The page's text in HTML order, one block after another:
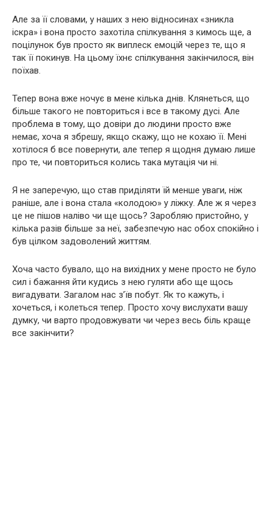
Але за її словами, у наших з нею відносинах «зникла
іскра» і вона просто захотіла спілкування з кимось ще, а
поцілунок був просто як виплеск емоцій через те, що я
так її покинув. На цьому їхнє спілкування закінчилося, він
поїхав.
Тепер вона вже ночує в мене кілька днів. Клянеться, що
більше такого не повториться і все в такому дусі. Але
проблема в тому, що довіри до людини просто вже
немає, хоча я збрешу, якщо скажу, що не кохаю її. Мені
хотілося б все повернути, але тепер я щодня думаю лише
про те, чи повториться колись така мутація чи ні.
Я не заперечую, що став приділяти їй менше уваги, ніж
раніше, але і вона стала «колодою» у ліжку. Але ж я через
це не пішов наліво чи ще щось? Заробляю пристойно, у
кілька разів більше за неї, забезпечую нас обох спокійно і
був цілком задоволений життям.
Хоча часто бувало, що на вихідних у мене просто не було
сил і бажання йти кудись з нею гуляти або ще щось
вигадувати. Загалом нас з’їв побут. Як то кажуть, і
хочеться, і колеться тепер. Просто хочу вислухати вашу
думку, чи варто продовжувати чи через весь біль краще
все закінчити?